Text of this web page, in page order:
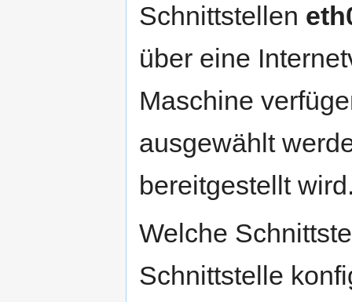
Schnittstellen
über eine
Maschine
ausgewählt
bereitgestellt
Welche
Schnittstelle